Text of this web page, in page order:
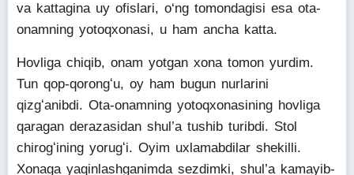
va kattagina uy ofislari, o‘ng tomondagisi esa ota-
onamning yotoqxonasi, u ham ancha katta.
Hovliga chiqib, onam yotgan xona tomon yurdim.
Tun qop-qorongʻu, oy ham bugun nurlarini
qizgʻanibdi. Ota-onamning yotoqxonasining hovliga
qaragan derazasidan shul’a tushib turibdi. Stol
chirogʻining yorugʻi. Oyim uxlamabdilar shekilli.
Xonaga yaqinlashganimda sezdimki, shul’a kamayib-